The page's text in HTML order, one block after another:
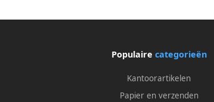
Populaire categorieën
Kantoorartikelen
Papier en verzenden